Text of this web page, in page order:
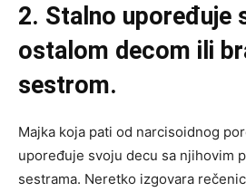
2. Stalno upoređuje
ostalom decom ili
sestrom.
Majka koja pati od narcisoidnog
upoređuje svoju decu sa njihovim
sestrama. Neretko izgovara